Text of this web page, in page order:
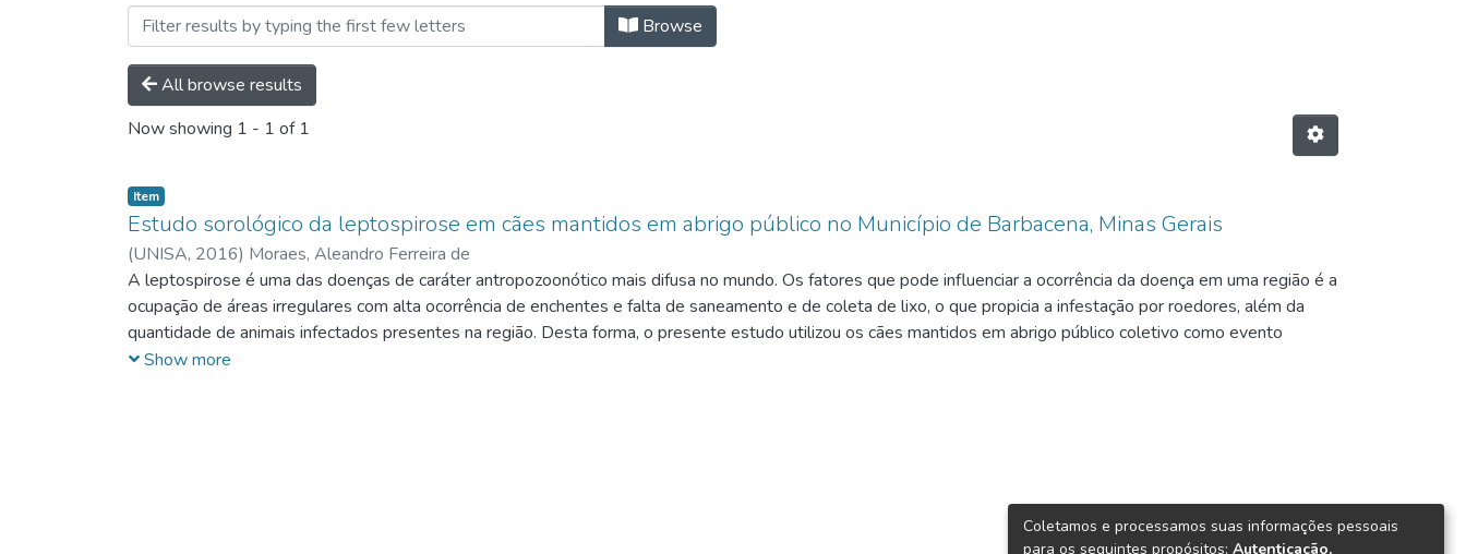
Browsing Pós-Graduação | Stricto Sensu by Subject "Abrigo Público"
Browse
All browse results
Now showing 1 - 1 of 1
Item
Estudo sorológico da leptospirose em cães mantidos em abrigo público no Município de Barbacena, Minas Gerais
(UNISA, 2016) Moraes, Aleandro Ferreira de
A leptospirose é uma das doenças de caráter antropozoonótico mais difusa no mundo. Os fatores que pode influenciar a ocorrência da doença em uma região é a
ocupação de áreas irregulares com alta ocorrência de enchentes e falta de saneamento e de coleta de lixo, o que propicia a infestação por roedores, além da
quantidade de animais infectados presentes na região. Desta forma, o presente estudo utilizou os cães mantidos em abrigo público coletivo como evento
sentinela para verificar a ocorrência de leptospirose no município de Barbacena, MG. O diagnóstico da leptospirose foi realizado por meio da técnica de
Show more
Coletamos e processamos suas informações pessoais
para os seguintes propósitos: Autenticação,